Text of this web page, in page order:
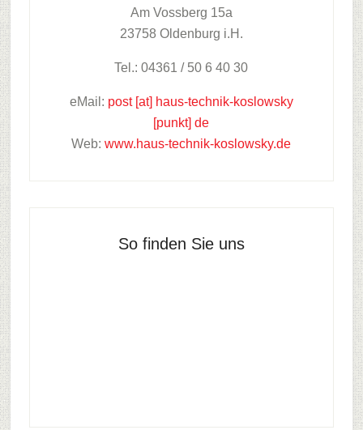
Am Vossberg 15a
23758 Oldenburg i.H.
Tel.: 04361 / 50 6 40 30
eMail: post [at] haus-technik-koslowsky
[punkt] de
Web:www.haus-technik-koslowsky.de
So finden Sie uns